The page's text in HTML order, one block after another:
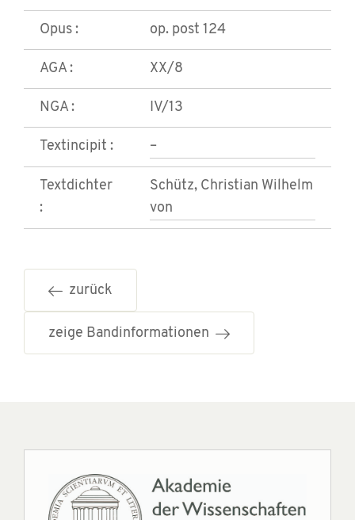
Opus : op. post 124
AGA : XX/8
NGA : IV/13
Textincipit : –
Textdichter
:
Schütz, Christian Wilhelm
von
zurück
zeige Bandinformationen